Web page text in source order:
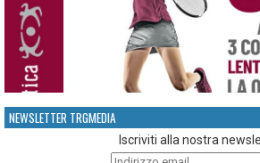
NEWSLETTER TRGMEDIA
Iscriviti alla nostra